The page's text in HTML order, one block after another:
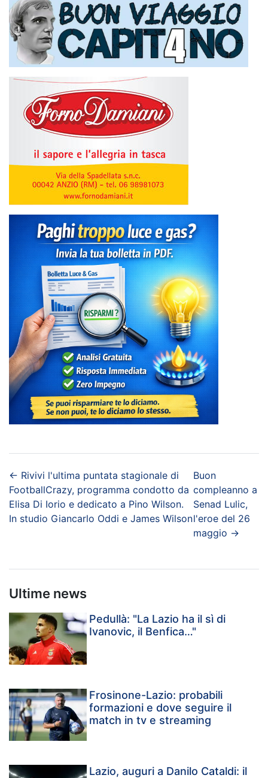
← Rivivi l'ultima puntata stagionale di
FootballCrazy, programma condotto da
Elisa Di Iorio e dedicato a Pino Wilson.
In studio Giancarlo Oddi e James Wilson
Buon
compleanno a
Senad Lulic,
l'eroe del 26
maggio →
Ultime news
Pedullà: "La Lazio ha il sì di
Ivanovic, il Benfica…"
Frosinone-Lazio: probabili
formazioni e dove seguire il
match in tv e streaming
Lazio, auguri a Danilo Cataldi: il